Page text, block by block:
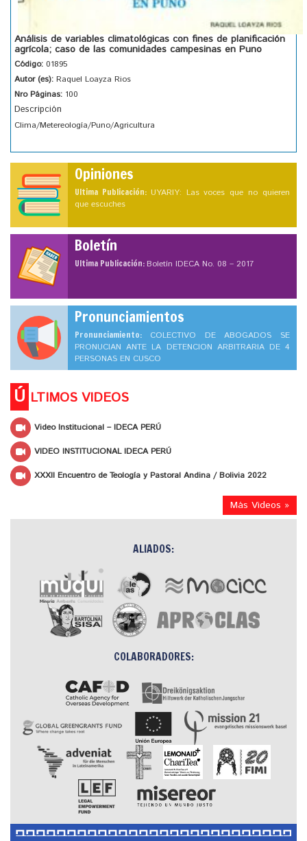
Análisis de variables climatológicas con fines de planificación
agrícola; caso de las comunidades campesinas en Puno
Código: 01895
Autor (es): Raquel Loayza Rios
Nro Páginas: 100
Descripción
Clima/Metereología/Puno/Agricultura
Opiniones
Ultima Publicación: UYARIY: Las voces que no quieren
que escuches
Boletín
Ultima Publicación:Boletín IDECA No. 08 – 2017
Pronunciamientos
Pronunciamiento: COLECTIVO DE ABOGADOS SE
PRONUCIAN ANTE LA DETENCION ARBITRARIA DE 4
PERSONAS EN CUSCO
Ú LTIMOS VIDEOS
Video Institucional – IDECA PERÚ
VIDEO INSTITUCIONAL IDECA PERÚ
XXXII Encuentro de Teología y Pastoral Andina / Bolivia 2022
Más Videos »
ALIADOS:
COLABORADORES: